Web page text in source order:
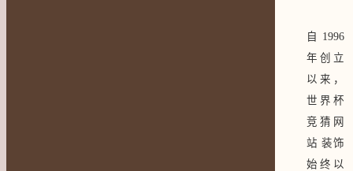
自 1996
年创立
以来，
世界杯
竞猜网
站 装饰
始终以